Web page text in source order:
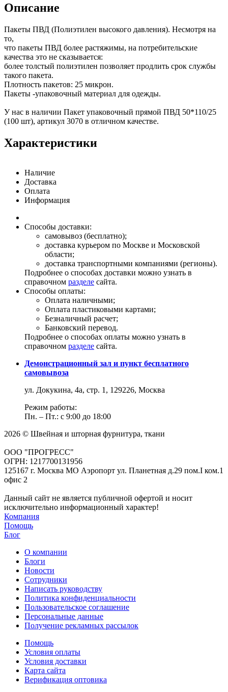
Описание
Пакеты ПВД (Полиэтилен высокого давления). Несмотря на
то,
что пакеты ПВД более растяжимы, на потребительские
качества это не сказывается:
более толстый полиэтилен позволяет продлить срок службы
такого пакета.
Плотность пакетов: 25 микрон.
Пакеты -упаковочный материал для одежды.
У нас в наличии Пакет упаковочный прямой ПВД 50*110/25
(100 шт), артикул 3070 в отличном качестве.
Характеристики
Наличие
Доставка
Оплата
Информация
Способы доставки:
самовывоз (бесплатно);
доставка курьером по Москве и Московской
области;
доставка транспортными компаниями (регионы).
Подробнее о способах доставки можно узнать в
справочном разделе сайта.
Способы оплаты:
Оплата наличными;
Оплата пластиковыми картами;
Безналичный расчет;
Банковский перевод.
Подробнее о способах оплаты можно узнать в
справочном разделе сайта.
Демонстрационный зал и пункт бесплатного
самовывоза
ул. Докукина, 4а, стр. 1, 129226, Москва
Режим работы:
Пн. – Пт.: с 9:00 до 18:00
2026 © Швейная и шторная фурнитура, ткани
ООО "ПРОГРЕСС"
ОГРН: 1217700131956
125167 г. Москва МО Аэропорт ул. Планетная д.29 пом.I ком.1
офис 2
Данный сайт не является публичной офертой и носит
исключительно информационный характер!
Компания
Помощь
Блог
О компании
Блоги
Новости
Сотрудники
Написать руководству
Политика конфиденциальности
Пользовательское соглашение
Персональные данные
Получение рекламных рассылок
Помощь
Условия оплаты
Условия доставки
Карта сайта
Верификация оптовика